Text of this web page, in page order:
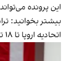
این پرونده
بیشتر بخوانید:
اتحادیه اروپا تا ۱۸ تیر به تعویق افتاد